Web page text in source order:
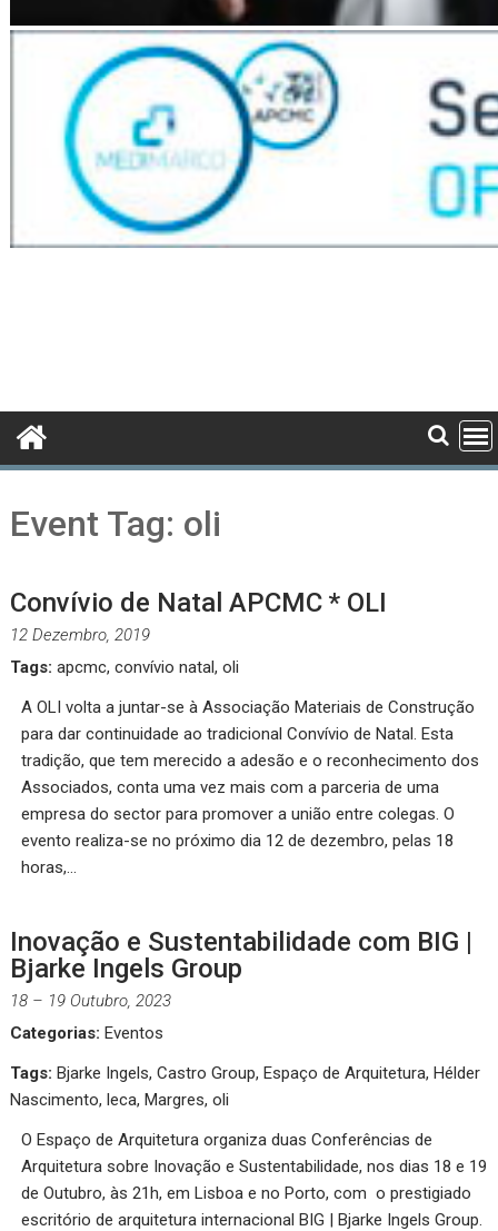
Event Tag: oli
Convívio de Natal APCMC * OLI
12 Dezembro, 2019
Tags: apcmc,convívio natal,oli
A OLI volta a juntar-se à Associação Materiais de Construção
para dar continuidade ao tradicional Convívio de Natal. Esta
tradição, que tem merecido a adesão e o reconhecimento dos
Associados, conta uma vez mais com a parceria de uma
empresa do sector para promover a união entre colegas. O
evento realiza-se no próximo dia 12 de dezembro, pelas 18
horas,…
Inovação e Sustentabilidade com BIG |
Bjarke Ingels Group
18 – 19 Outubro, 2023
Categorias: Eventos
Tags: Bjarke Ingels,Castro Group,Espaço de Arquitetura,Hélder
Nascimento,leca,Margres,oli
O Espaço de Arquitetura organiza duas Conferências de
Arquitetura sobre Inovação e Sustentabilidade, nos dias 18 e 19
de Outubro, às 21h, em Lisboa e no Porto, com o prestigiado
escritório de arquitetura internacional BIG | Bjarke Ingels Group.